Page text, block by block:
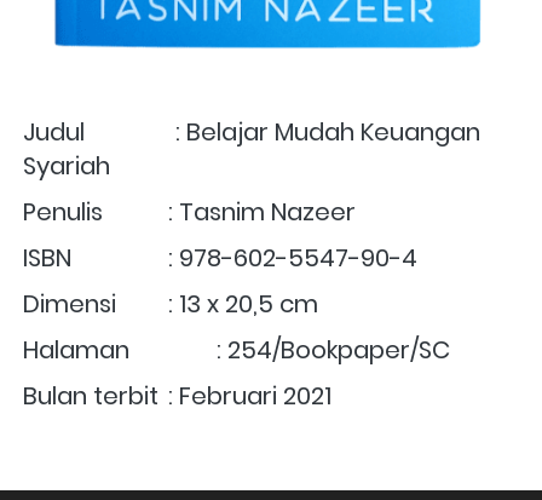
Judul               : Belajar Mudah Keuangan
Syariah
Penulis    	: Tasnim Nazeer
ISBN        	: 978-602-5547-90-4
Dimensi      	: 13 x 20,5 cm
Halaman	        : 254/Bookpaper/SC
Bulan terbit	: Februari 2021